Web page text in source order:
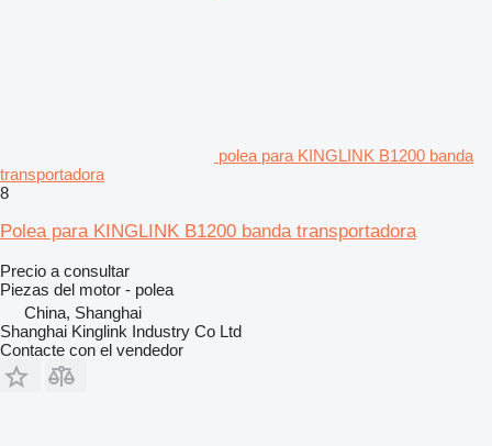
polea para KINGLINK B1200 banda
transportadora
8
Polea para KINGLINK B1200 banda transportadora
Precio a consultar
Piezas del motor - polea
China, Shanghai
Shanghai Kinglink Industry Co Ltd
Contacte con el vendedor